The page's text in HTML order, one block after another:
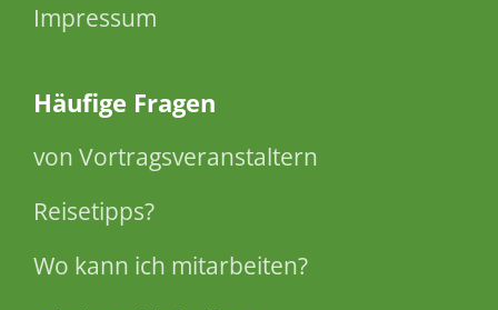
Impressum
Häufige Fragen
von Vortragsveranstaltern
Reisetipps?
Wo kann ich mitarbeiten?